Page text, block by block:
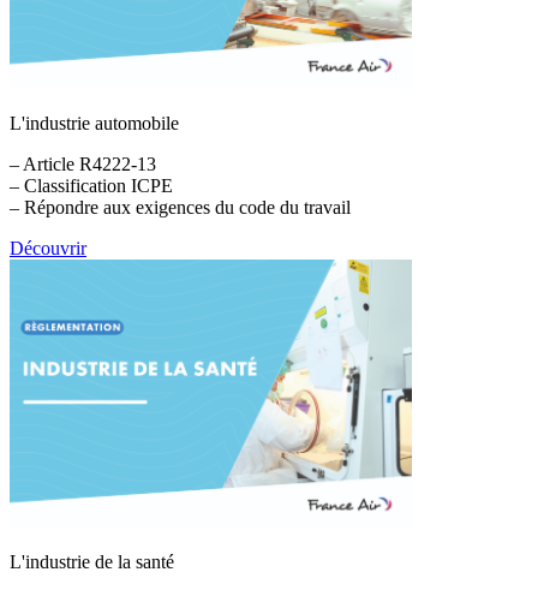
L'industrie automobile
– Article R4222-13
– Classification ICPE
– Répondre aux exigences du code du travail
Découvrir
L'industrie de la santé